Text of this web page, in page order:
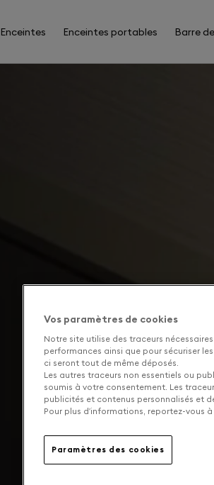
Enceintes Enceintes portables Barre
Vos paramètres de cookies
Notre site utilise des traceurs
performances ainsi que pour sécuriser
ci seront tout de même déposés.
Les autres traceurs non essentiels ou
soumis à votre consentement. Les
publicités et contenus personnalisés et
Pour plus d’informations, reportez-vous
Paramètres des cookies